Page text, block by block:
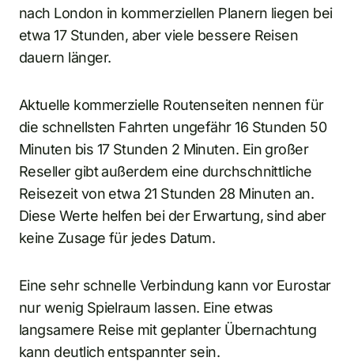
nach London in kommerziellen Planern liegen bei
etwa 17 Stunden, aber viele bessere Reisen
dauern länger.
Aktuelle kommerzielle Routenseiten nennen für
die schnellsten Fahrten ungefähr 16 Stunden 50
Minuten bis 17 Stunden 2 Minuten. Ein großer
Reseller gibt außerdem eine durchschnittliche
Reisezeit von etwa 21 Stunden 28 Minuten an.
Diese Werte helfen bei der Erwartung, sind aber
keine Zusage für jedes Datum.
Eine sehr schnelle Verbindung kann vor Eurostar
nur wenig Spielraum lassen. Eine etwas
langsamere Reise mit geplanter Übernachtung
kann deutlich entspannter sein.